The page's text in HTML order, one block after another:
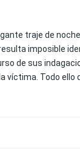
traje de
imposible
de sus
víctima. Todo